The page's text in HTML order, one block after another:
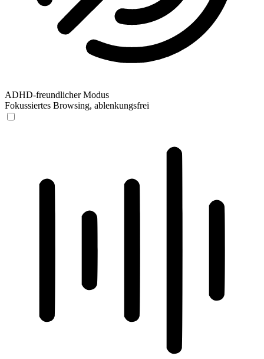
ADHD-freundlicher Modus
Fokussiertes Browsing, ablenkungsfrei